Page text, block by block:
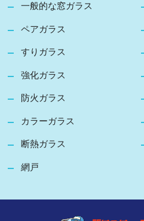
一般的な窓ガラス
ペアガラス
すりガラス
強化ガラス
防火ガラス
カラーガラス
断熱ガラス
網戸